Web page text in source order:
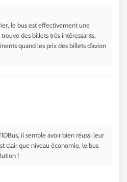
le bus est effectivement une
des billets très intéressants,
quand les prix des billets d’avion
il semble avoir bien réussi leur
clair que niveau économie, le bus
!